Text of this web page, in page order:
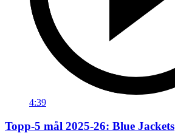
4:39
Topp-5 mål 2025-26: Blue Jackets